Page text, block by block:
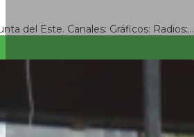
del Este. Canales: Gráficos: Radios:…